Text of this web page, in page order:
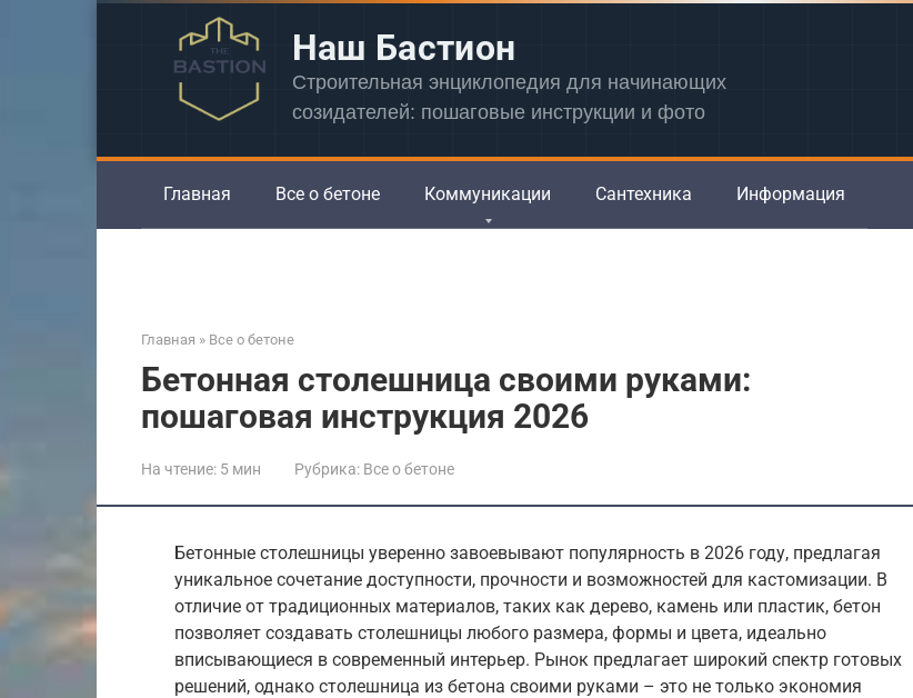
Наш Бастион
Строительная энциклопедия для начинающих
созидателей: пошаговые инструкции и фото
Главная Все о бетоне Коммуникации Сантехника Информация
Главная » Все о бетоне
Бетонная столешница своими руками:
пошаговая инструкция 2026
На чтение: 5 мин Рубрика: Все о бетоне
Бетонные столешницы уверенно завоевывают популярность в 2026 году, предлагая
уникальное сочетание доступности, прочности и возможностей для кастомизации. В
отличие от традиционных материалов, таких как дерево, камень или пластик, бетон
позволяет создавать столешницы любого размера, формы и цвета, идеально
вписывающиеся в современный интерьер. Рынок предлагает широкий спектр готовых
решений, однако столешница из бетона своими руками – это не только экономия